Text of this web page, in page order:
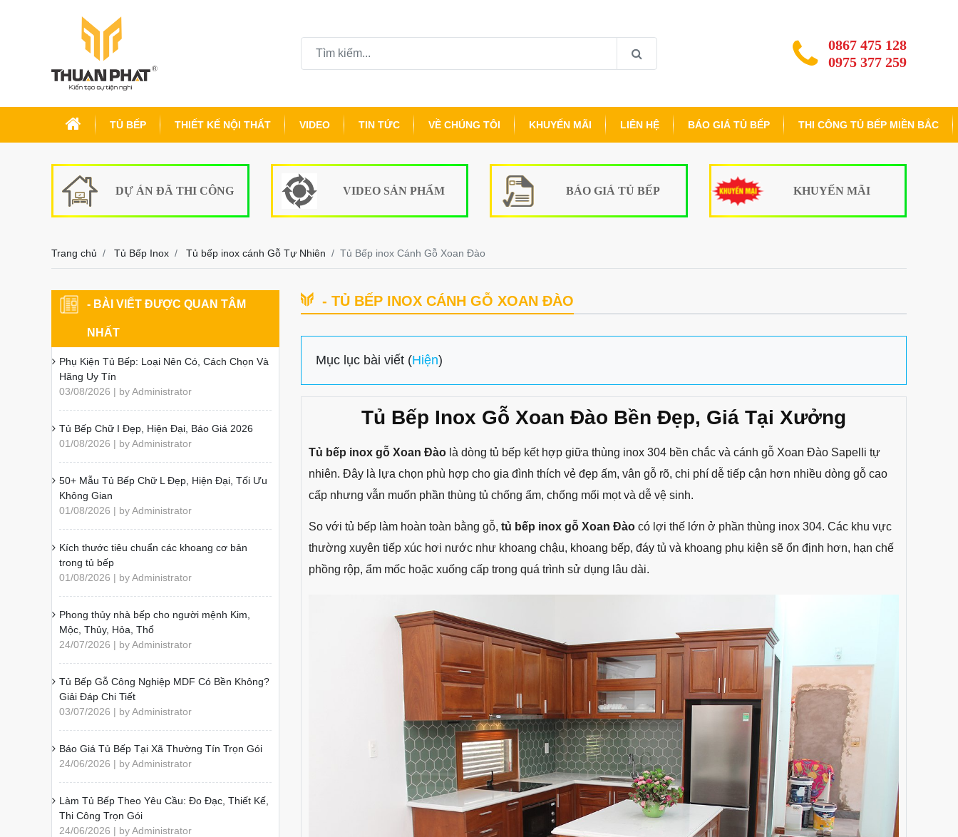
0867 475 128
0975 377 259
TỦ BẾP THIẾT KẾ NỘI THẤT VIDEO TIN TỨC VỀ CHÚNG TÔI KHUYẾN MÃI LIÊN HỆ BÁO GIÁ TỦ BẾP THI CÔNG TỦ BẾP MIỀN BẮC
DỰ ÁN ĐÃ THI CÔNG VIDEO SẢN PHẨM BÁO GIÁ TỦ BẾP KHUYẾN MÃI
Trang chủ Tủ Bếp Inox Tủ bếp inox cánh Gỗ Tự Nhiên Tủ Bếp inox Cánh Gỗ Xoan Đào
- TỦ BẾP INOX CÁNH GỖ XOAN ĐÀO
Mục lục bài viết (Hiện)
Tủ Bếp Inox Gỗ Xoan Đào Bền Đẹp, Giá Tại Xưởng
Tủ bếp inox gỗ Xoan Đào là dòng tủ bếp kết hợp giữa thùng inox 304 bền chắc và cánh gỗ Xoan Đào Sapelli tự
nhiên. Đây là lựa chọn phù hợp cho gia đình thích vẻ đẹp ấm, vân gỗ rõ, chi phí dễ tiếp cận hơn nhiều dòng gỗ cao
cấp nhưng vẫn muốn phần thùng tủ chống ẩm, chống mối mọt và dễ vệ sinh.
So với tủ bếp làm hoàn toàn bằng gỗ, tủ bếp inox gỗ Xoan Đào có lợi thế lớn ở phần thùng inox 304. Các khu vực
thường xuyên tiếp xúc hơi nước như khoang chậu, khoang bếp, đáy tủ và khoang phụ kiện sẽ ổn định hơn, hạn chế
phồng rộp, ẩm mốc hoặc xuống cấp trong quá trình sử dụng lâu dài.
- BÀI VIẾT ĐƯỢC QUAN TÂM
NHẤT
Phụ Kiện Tủ Bếp: Loại Nên Có, Cách Chọn Và
Hãng Uy Tín
03/08/2026 | by Administrator
Tủ Bếp Chữ I Đẹp, Hiện Đại, Báo Giá 2026
01/08/2026 | by Administrator
50+ Mẫu Tủ Bếp Chữ L Đẹp, Hiện Đại, Tối Ưu
Không Gian
01/08/2026 | by Administrator
Kích thước tiêu chuẩn các khoang cơ bản
trong tủ bếp
01/08/2026 | by Administrator
Phong thủy nhà bếp cho người mệnh Kim,
Mộc, Thủy, Hỏa, Thổ
24/07/2026 | by Administrator
Tủ Bếp Gỗ Công Nghiệp MDF Có Bền Không?
Giải Đáp Chi Tiết
03/07/2026 | by Administrator
Báo Giá Tủ Bếp Tại Xã Thường Tín Trọn Gói
24/06/2026 | by Administrator
Làm Tủ Bếp Theo Yêu Cầu: Đo Đạc, Thiết Kế,
Thi Công Trọn Gói
24/06/2026 | by Administrator